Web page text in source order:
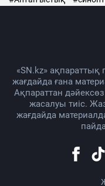
«SN.kz» ақпараттық
жағдайда ғана
Ақпараттан
жасалуы тиіс.
жағдайда